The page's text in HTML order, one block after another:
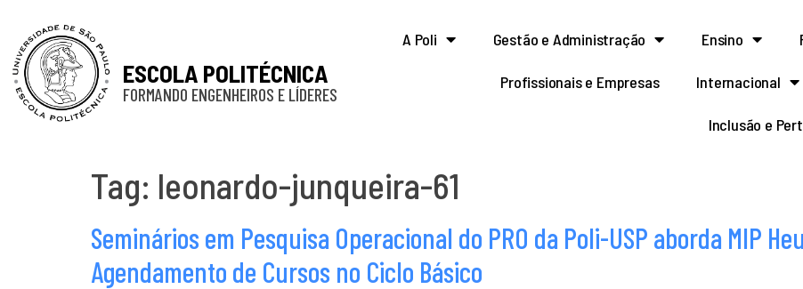
ESCOLA POLITÉCNICA
FORMANDO ENGENHEIROS E LÍDERES
A Poli Gestão e Administração Ensino
Profissionais e Empresas Internacional
Inclusão e
Tag: leonardo-junqueira-61
Seminários em Pesquisa Operacional do PRO da Poli-USP aborda MIP
Agendamento de Cursos no Ciclo Básico